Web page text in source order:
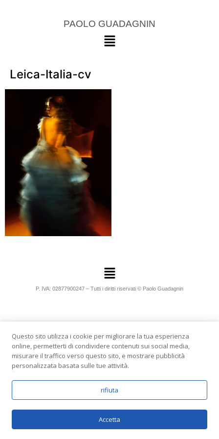
PAOLO GUADAGNIN
Leica-Italia-cv
P. IVA: 02877900247 – Tutti i diritti riservati © Paolo Guadagnin
Questo sito utilizza i cookie per migliorare la tua esperienza
online, permetterti di condividere contenuti sui social media,
misurare il traffico verso questo sito, e mostrare pubblicità
personalizzata basata sulle tue attività.
rifiuta
Accetta